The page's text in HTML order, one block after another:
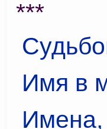
***
Имя в